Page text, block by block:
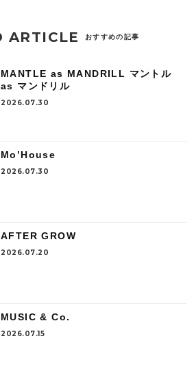
ARTICLE おすすめの記事
MANTLE as MANDRILL マントル
as マンドリル
2026.07.30
Mo’House
2026.07.30
AFTER GROW
2026.07.20
MUSIC & Co.
2026.07.15